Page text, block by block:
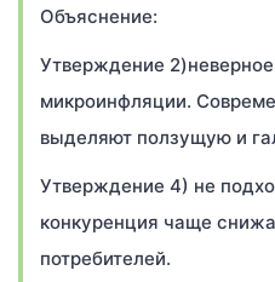
Объяснение:
Утверждение
микроинфляции.
выделяют ползущую и
Утверждение 4) не
конкуренция чаще
потребителей.